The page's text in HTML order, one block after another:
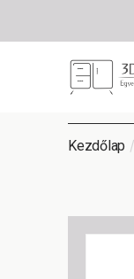
Kezdőlap